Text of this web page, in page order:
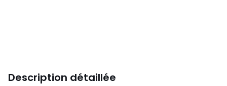
Description détaillée